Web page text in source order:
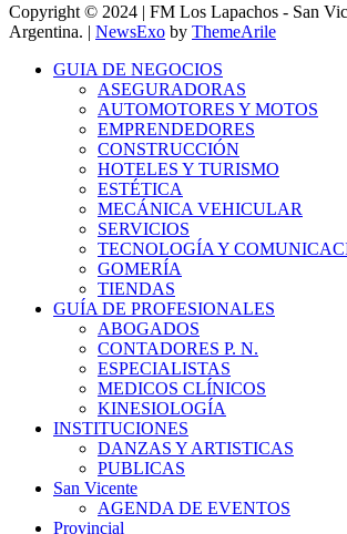
Copyright © 2024 | FM Los Lapachos - San
Argentina. | NewsExo by ThemeArile
GUIA DE NEGOCIOS
ASEGURADORAS
AUTOMOTORES Y MOTOS
EMPRENDEDORES
CONSTRUCCIÓN
HOTELES Y TURISMO
ESTÉTICA
MECÁNICA VEHICULAR
SERVICIOS
TECNOLOGÍA Y
GOMERÍA
TIENDAS
GUÍA DE PROFESIONALES
ABOGADOS
CONTADORES P. N.
ESPECIALISTAS
MEDICOS CLÍNICOS
KINESIOLOGÍA
INSTITUCIONES
DANZAS Y ARTISTICAS
PUBLICAS
San Vicente
AGENDA DE EVENTOS
Provincial